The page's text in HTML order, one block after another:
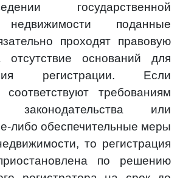
государственной
недвижимости поданные
проходят правовую
отсутствие оснований для
регистрации. Если
требованиям
законодательства или
либо обеспечительные меры
то регистрация
по решению